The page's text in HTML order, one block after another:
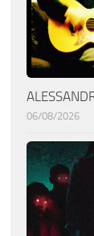
06/08/2026